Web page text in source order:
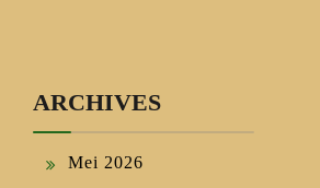
ARCHIVES
Mei 2026